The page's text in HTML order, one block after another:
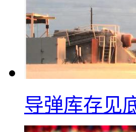
导弹库存见